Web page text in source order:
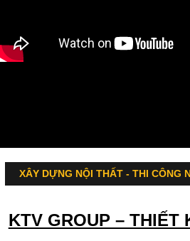
XÂY DỰNG NỘI THẤT - THI CÔNG
KTV GROUP – THIẾT